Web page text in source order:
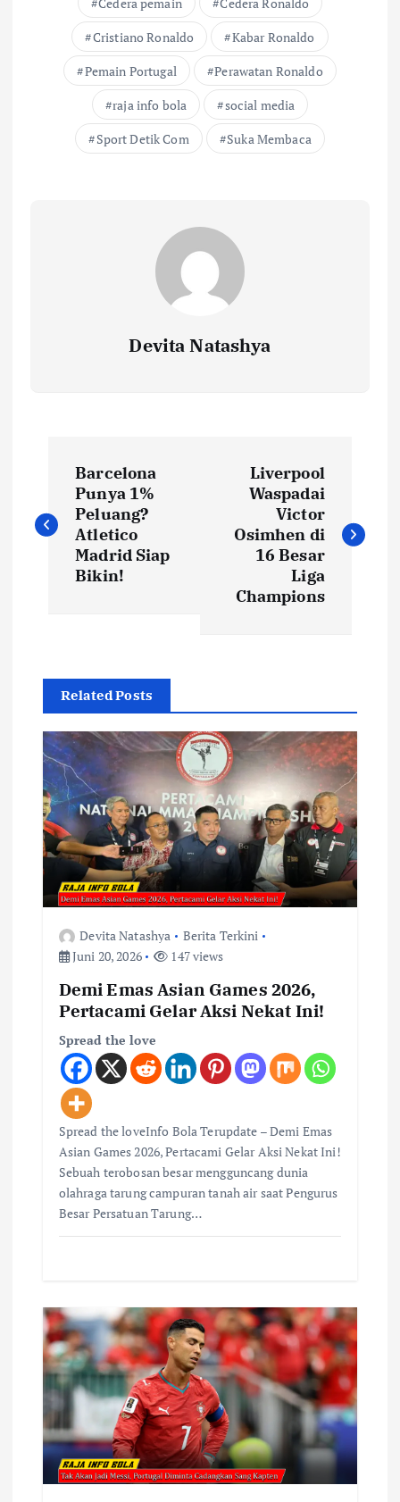
Cristiano Ronaldo
Kabar Ronaldo
Pemain Portugal
Perawatan Ronaldo
raja info bola
social media
Sport Detik Com
Suka Membaca
Devita Natashya
a
v
a
s
p
o
s
Barcelona
Punya 1%
Peluang?
Atletico
Madrid Siap
Bikin!
Liverpool
Waspadai
Victor
Osimhen di
16 Besar
Liga
Champions
Related Posts
Devita Natashya
Berita Terkini
Juni 20, 2026
147 views
Demi Emas Asian Games 2026,
Pertacami Gelar Aksi Nekat Ini!
Spread the love
Spread the loveInfo Bola Terupdate – Demi Emas
Asian Games 2026, Pertacami Gelar Aksi Nekat Ini!
Sebuah terobosan besar mengguncang dunia
olahraga tarung campuran tanah air saat Pengurus
Besar Persatuan Tarung…